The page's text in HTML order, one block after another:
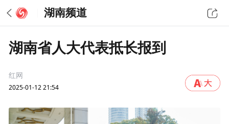
湖南频道
湖南省人大代表抵长报到
红网
2025-01-12 21:54